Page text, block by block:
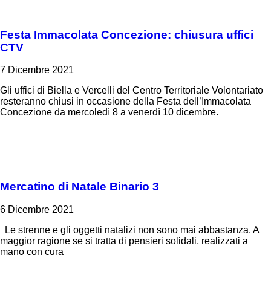
Festa Immacolata Concezione: chiusura uffici
CTV
7 Dicembre 2021
Gli uffici di Biella e Vercelli del Centro Territoriale Volontariato
resteranno chiusi in occasione della Festa dell’Immacolata
Concezione da mercoledì 8 a venerdì 10 dicembre.
Mercatino di Natale Binario 3
6 Dicembre 2021
Le strenne e gli oggetti natalizi non sono mai abbastanza. A
maggior ragione se si tratta di pensieri solidali, realizzati a
mano con cura